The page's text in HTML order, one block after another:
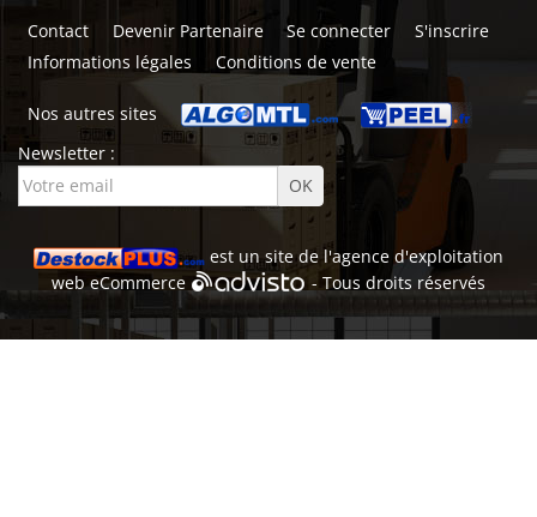
Contact Devenir Partenaire Se connecter
S'inscrire
Informations légales
Conditions de vente
Nos autres sites
Newsletter :
est un site de l'agence d'exploitation
webeCommerce - Tous droits réservés